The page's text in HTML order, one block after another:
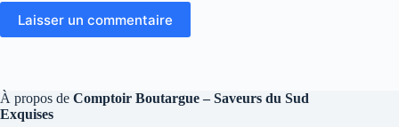
Laisser un commentaire
À propos de Comptoir Boutargue – Saveurs du Sud
Exquises